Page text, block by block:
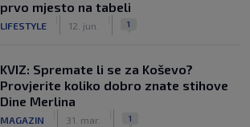
prvo mjesto na tabeli
LIFESTYLE 12. jun. 1
KVIZ: Spremate li se za Koševo?
Provjerite koliko dobro znate stihove
Dine Merlina
MAGAZIN 31. mar. 1